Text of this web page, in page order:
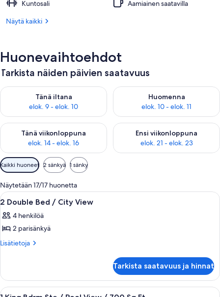
Kuntosali
Aamiainen saatavilla
Näytä kaikki
Huonevaihtoehdot
Tarkista näiden päivien saatavuus
Tänä iltana
elok. 9 - elok. 10
Tarkista tämän illan saatavuus elok. 9 - elok. 10
Huomenna
elok. 10 - elok. 11
Tarkista huomisen saatavuus
Tänä viikonloppuna
elok. 14 - elok. 16
Tarkista tämän viikonlopun saatavuus elok. 14 - elok. 16
Ensi viikonloppuna
elok. 21 - elok. 23
Tarkista ensi viikonlopun
Huoneille
saatavilla
olevia
suodattimia
Kaikki huoneet 2 sänkyä 1 sänky
Näytetään 17/17 huonetta
Avaa
kaikki
huonetyypin
2
Double
City
View
Hotellihuone, jossa on kaksi sänkyä,
4
2 Double Bed / City View
4 henkilöä
2 parisänkyä
Lisätietoja
Lisätietoja
Bed
Tarkista saatavuus ja hinnat
Avaa
Hotellihuone, jossa on suuri sänky,